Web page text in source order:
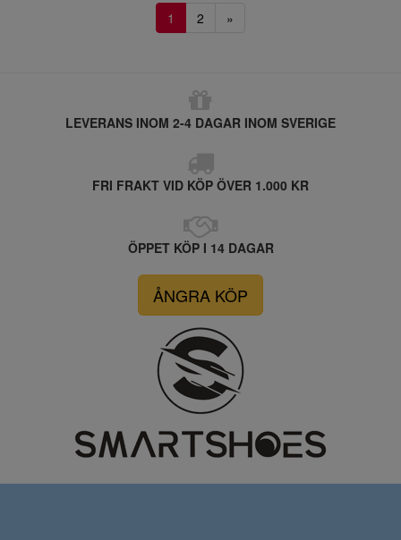
1 2 »
LEVERANS INOM 2-4 DAGAR INOM SVERIGE
FRI FRAKT VID KÖP ÖVER 1.000 KR
ÖPPET KÖP I 14 DAGAR
ÅNGRA KÖP